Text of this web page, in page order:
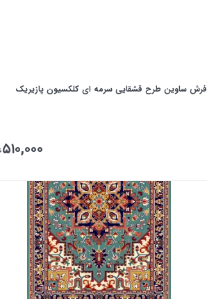
فرش ساوین طرح قشقایی سرمه ای کلکسیون پازیریک
۵۱۰,۰۰۰